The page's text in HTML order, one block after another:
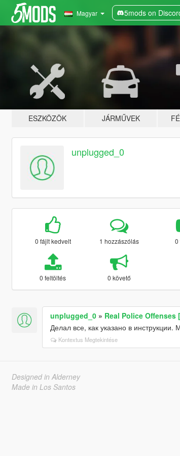
Magyar 5mods on
ESZKÖZÖK JÁRMŰVEK
unplugged_0
0 fájlt kedvelt 1 hozzászólás 0
0 feltöltés 0 követő
unplugged_0» Real Police Offenses
Делал все, как указано в
Kontextus Megtekintése
Designed in Alderney
Made in Los Santos